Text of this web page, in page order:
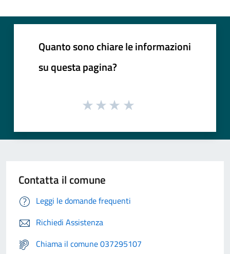
Quanto sono chiare le informazioni
su questa pagina?
Contatta il comune
Leggi le domande frequenti
Richiedi Assistenza
Chiama il comune 037295107